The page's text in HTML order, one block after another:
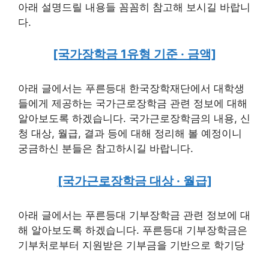
아래 설명드릴 내용들 꼼꼼히 참고해 보시길 바랍니
다.
[국가장학금 1유형 기준 · 금액]
아래 글에서는 푸른등대 한국장학재단에서 대학생
들에게 제공하는 국가근로장학금 관련 정보에 대해
알아보도록 하겠습니다. 국가근로장학금의 내용, 신
청 대상, 월급, 결과 등에 대해 정리해 볼 예정이니
궁금하신 분들은 참고하시길 바랍니다.
[국가근로장학금 대상 · 월급]
아래 글에서는 푸른등대 기부장학금 관련 정보에 대
해 알아보도록 하겠습니다. 푸른등대 기부장학금은
기부처로부터 지원받은 기부금을 기반으로 학기당